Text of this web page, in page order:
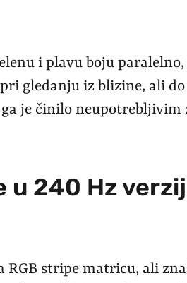
i plavu boju
gledanju iz blizine, ali do
je činilo
u 240 Hz
RGB stripe matricu, ali